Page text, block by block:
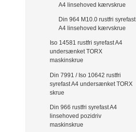
A4 linsehoved kærvskrue
Din 964 M10.0 rustfri syrefast
A4 linsehoved kærvskrue
Iso 14581 rustfri syrefast A4
undersænket TORX
maskinskrue
Din 7991 / Iso 10642 rustfri
syrefast A4 undersænket TORX
skrue
Din 966 rustfri syrefast A4
linsehoved pozidriv
maskinskrue